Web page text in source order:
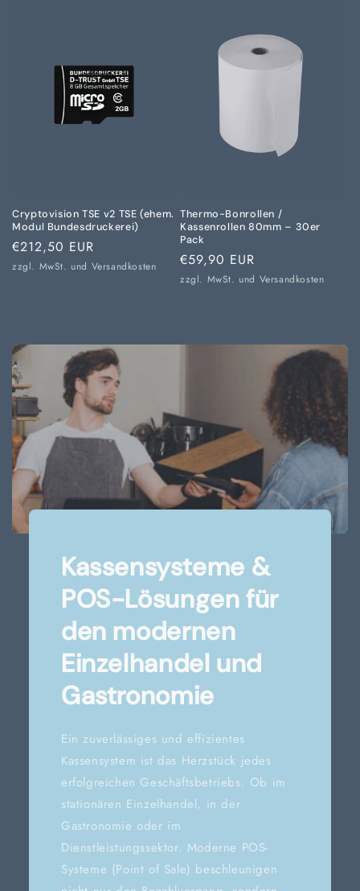
Cryptovision TSE v2 TSE (ehem.
Modul Bundesdruckerei)
Normaler
Preis
€212,50 EUR
zzgl. MwSt. und Versandkosten
Thermo-Bonrollen /
Kassenrollen 80mm – 30er
Pack
Normaler
Preis
€59,90 EUR
zzgl. MwSt. und Versandkosten
Kassensysteme &
POS-Lösungen für
den modernen
Einzelhandel und
Gastronomie
Ein zuverlässiges und effizientes
Kassensystem ist das Herzstück jedes
erfolgreichen Geschäftsbetriebs. Ob im
stationären Einzelhandel, in der
Gastronomie oder im
Dienstleistungssektor. Moderne POS-
Systeme (Point of Sale) beschleunigen